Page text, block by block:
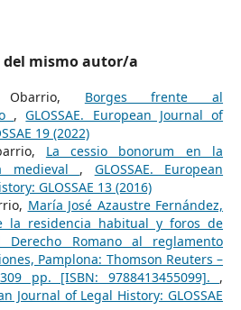
mismo autor/a
Obarrio, Borges frente al
,GLOSSAE. European Journal of
19 (2022)
La cessio bonorum en la
medieval , GLOSSAE. European
GLOSSAE 13 (2016)
María José Azaustre Fernández,
la residencia habitual y foros de
Derecho Romano al reglamento
Pamplona: Thomson Reuters –
pp. [ISBN: 9788413455099]. ,
Journal of Legal History: GLOSSAE